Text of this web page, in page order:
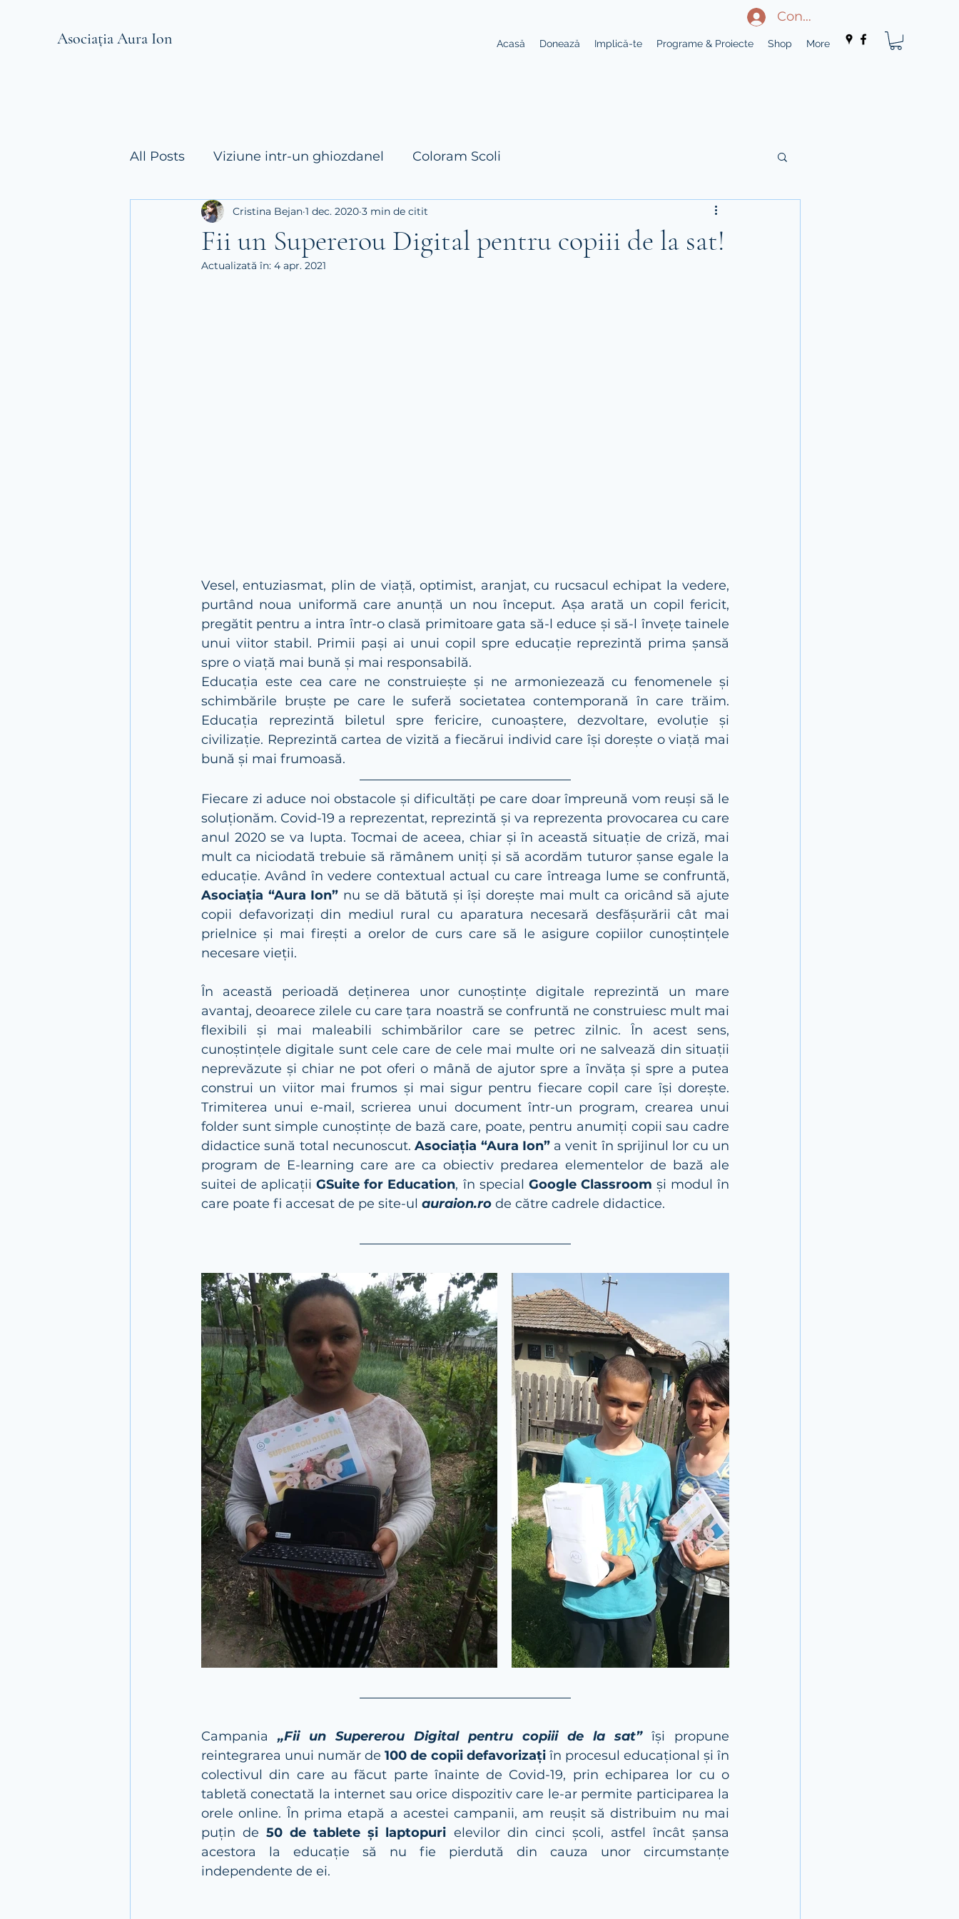
Asociația Aura Ion Acasă Donează Implică-te Programe & Proiecte Shop More
Conectează-te
All Posts Viziune intr-un ghiozdanel Coloram Scoli
Fii un Supererou Digital pentru copiii de la sat!
Cristina Bejan 1 dec. 2020 3 min de citit
Actualizată în: 4 apr. 2021
Vesel, entuziasmat, plin de viață, optimist, aranjat, cu rucsacul echipat la vedere,
purtând noua uniformă care anunță un nou început. Așa arată un copil fericit,
pregătit pentru a intra într-o clasă primitoare gata să-l educe și să-l învețe tainele
unui viitor stabil. Primii pași ai unui copil spre educație reprezintă prima șansă
spre o viață mai bună și mai responsabilă.
Educația este cea care ne construiește și ne armoniezează cu fenomenele și
schimbările bruște pe care le suferă societatea contemporană în care trăim.
Educația reprezintă biletul spre fericire, cunoaștere, dezvoltare, evoluție și
civilizație. Reprezintă cartea de vizită a fiecărui individ care își dorește o viață mai
bună și mai frumoasă.
Fiecare zi aduce noi obstacole și dificultăți pe care doar împreună vom reuși să le
soluționăm. Covid-19 a reprezentat, reprezintă și va reprezenta provocarea cu care
anul 2020 se va lupta. Tocmai de aceea, chiar și în această situație de criză, mai
mult ca niciodată trebuie să rămânem uniți și să acordăm tuturor șanse egale la
Asociația “Aura Ion” nu se dă bătută și își dorește mai mult ca oricând să ajute
copii defavorizați din mediul rural cu aparatura necesară desfășurării cât mai
prielnice și mai firești a orelor de curs care să le asigure copiilor cunoștințele
necesare vieții.
În această perioadă deținerea unor cunoștințe digitale reprezintă un mare
avantaj, deoarece zilele cu care țara noastră se confruntă ne construiesc mult mai
flexibili și mai maleabili schimbărilor care se petrec zilnic. În acest sens,
cunoștințele digitale sunt cele care de cele mai multe ori ne salvează din situații
neprevăzute și chiar ne pot oferi o mână de ajutor spre a învăța și spre a putea
construi un viitor mai frumos și mai sigur pentru fiecare copil care își dorește.
Trimiterea unui e-mail, scrierea unui document într-un program, crearea unui
folder sunt simple cunoștințe de bază care, poate, pentru anumiți copii sau cadre
didactice sună total necunoscut. Asociația “Aura Ion” a venit în sprijinul lor cu un
program de E-learning care are ca obiectiv predarea elementelor de bază ale
suitei de aplicații GSuite for Education, în special Google Classroom și modul în
care poate fi accesat de pe site-ul auraion.ro de către cadrele didactice.
Campania „Fii un Supererou Digital pentru copiii de la sat” își propune
reintegrarea unui număr de 100 de copii defavorizați în procesul educațional și în
colectivul din care au făcut parte înainte de Covid-19, prin echiparea lor cu o
tabletă conectată la internet sau orice dispozitiv care le-ar permite participarea la
orele online. În prima etapă a acestei campanii, am reușit să distribuim nu mai
puțin de 50 de tablete și laptopuri elevilor din cinci școli, astfel încât șansa
acestora la educație să nu fie pierdută din cauza unor circumstanțe
independente de ei.